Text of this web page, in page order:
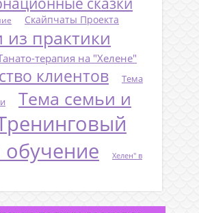
Скайпчаты Проекта
из практики
терапия на "Хелене"
клиентов
Тема
Тема семьи и
обучение
Хелен" в